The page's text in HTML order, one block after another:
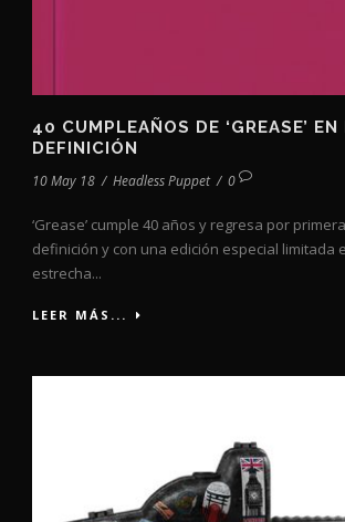
40 CUMPLEAÑOS DE ‘GREASE’
DEFINICIÓN
10 May 18 / Headless Puppet / 0
‘Grease’ cumple 40 años y regresa por
definición y con una edición especial limitada
estrecha...
LEER MÁS...